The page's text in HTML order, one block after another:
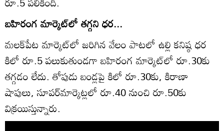
బహిరంగ మార్కెట్‌లో తగ్గని ధర...
మలక్‌పేట మార్కెట్‌లో జరిగిన వేలం పాటలో ఉల్లి కనిష్ఠ ధర
కిలో రూ.5 పలుకుతుండగా బహిరంగ మార్కెట్‌లో రూ.30కు
తగ్గడం లేదు. తోపుడు బండ్లపై కిలో రూ.30కు, కిరాణా
షాపులు, సూపర్‌మార్కెట్లలో రూ.40 నుంచి రూ.50కు
విక్రయిస్తున్నారు.